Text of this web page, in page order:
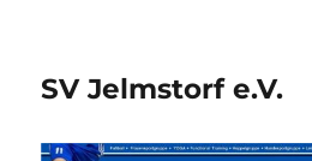
SV Jelmstorf e.V.